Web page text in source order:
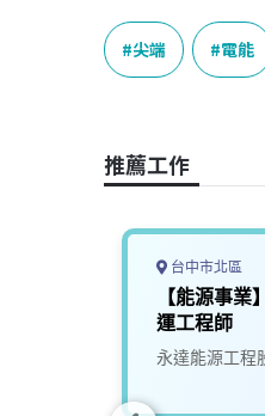
c
e
b
k
e
a
尖端 電能
推薦工作
台中市北區
【能源事業
運工程師
永達能源工程